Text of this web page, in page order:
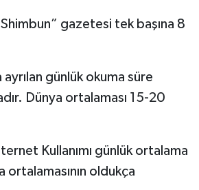
gazetesi tek başına 8
günlük okuma süre
Dünya ortalaması 15-20
Kullanımı günlük ortalama
ortalamasının oldukça